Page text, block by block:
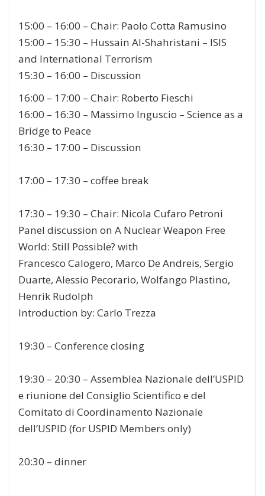
15:00 – 16:00 – Chair: Paolo Cotta Ramusino
15:00 – 15:30 – Hussain Al-Shahristani – ISIS
and International Terrorism
15:30 – 16:00 – Discussion
16:00 – 17:00 – Chair: Roberto Fieschi
16:00 – 16:30 – Massimo Inguscio – Science as a
Bridge to Peace
16:30 – 17:00 – Discussion
17:00 – 17:30 – coffee break
17:30 – 19:30 – Chair: Nicola Cufaro Petroni
Panel discussion on A Nuclear Weapon Free
World: Still Possible? with
Francesco Calogero, Marco De Andreis, Sergio
Duarte, Alessio Pecorario, Wolfango Plastino,
Henrik Rudolph
Introduction by: Carlo Trezza
19:30 – Conference closing
19:30 – 20:30 – Assemblea Nazionale dell’USPID
e riunione del Consiglio Scientifico e del
Comitato di Coordinamento Nazionale
dell’USPID (for USPID Members only)
20:30 – dinner